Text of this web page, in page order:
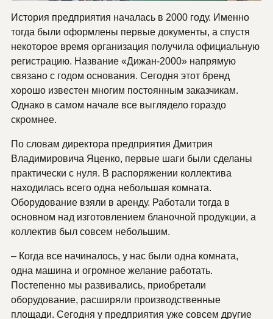
История предприятия началась в 2000 году. Именно
тогда были оформлены первые документы, а спустя
некоторое время организация получила официальную
регистрацию. Название «Дижан-2000» напрямую
связано с годом основания. Сегодня этот бренд
хорошо известен многим постоянным заказчикам.
Однако в самом начале все выглядело гораздо
скромнее.
По словам директора предприятия Дмитрия
Владимировича Яценко, первые шаги были сделаны
практически с нуля. В распоряжении коллектива
находилась всего одна небольшая комната.
Оборудование взяли в аренду. Работали тогда в
основном над изготовлением бланочной продукции, а
коллектив был совсем небольшим.
– Когда все начиналось, у нас были одна комната,
одна машина и огромное желание работать.
Постепенно мы развивались, приобретали
оборудование, расширяли производственные
площади. Сегодня у предприятия уже совсем другие